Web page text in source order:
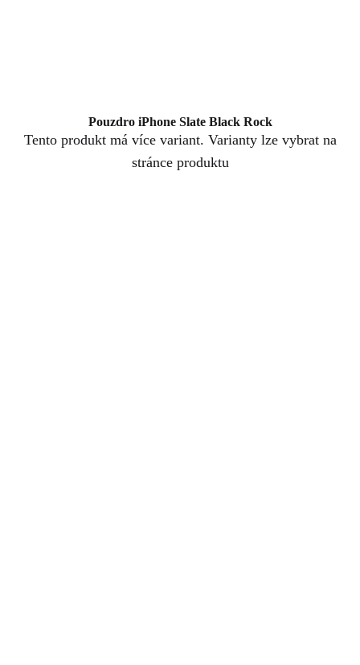
Pouzdro iPhone Slate Black Rock
Tento produkt má více variant. Varianty lze vybrat na
stránce produktu